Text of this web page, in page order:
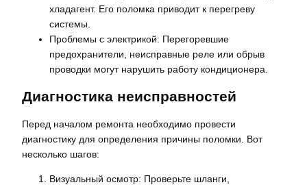
хладагент. Его поломка приводит к перегреву
системы.
Проблемы с электрикой: Перегоревшие
предохранители, неисправные реле или обрыв
проводки могут нарушить работу кондиционера.
Диагностика неисправностей
Перед началом ремонта необходимо провести
диагностику для определения причины поломки. Вот
несколько шагов:
Визуальный осмотр: Проверьте шланги,